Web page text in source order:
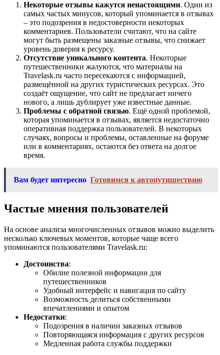
Некоторые отзывы кажутся ненастоящими. Один из
самых частых минусов, который упоминается в отзывах
– это подозрения в недостоверности некоторых
комментариев. Пользователи считают, что на сайте
могут быть размещены заказные отзывы, что снижает
уровень доверия к ресурсу.
Отсутствие уникального контента. Некоторые
путешественники жалуются, что материалы на
Travelask.ru часто пересекаются с информацией,
размещённой на других туристических ресурсах. Это
создаёт ощущение, что сайт не предлагает ничего
нового, а лишь дублирует уже известные данные.
Проблемы с обратной связью. Ещё одной проблемой,
которая упоминается в отзывах, является недостаточно
оперативная поддержка пользователей. В некоторых
случаях, вопросы и проблемы, оставленные на форуме
или в комментариях, остаются без ответа на долгое
время.
Вам будет интересно Готовимся к автопутишествию
Частые мнения пользователей
На основе анализа многочисленных отзывов можно выделить
несколько ключевых моментов, которые чаще всего
упоминаются пользователями Travelask.ru:
Достоинства:
Обилие полезной информации для
путешественников
Удобный интерфейс и навигация по сайту
Возможность делиться собственными
впечатлениями и опытом
Недостатки:
Подозрения в наличии заказных отзывов
Повторяющаяся информация с других ресурсов
Медленная работа службы поддержки